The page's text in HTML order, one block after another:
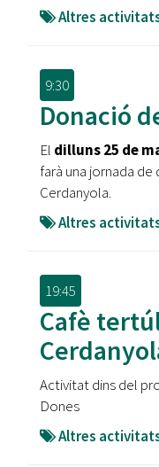
Altres
9:30
Donació
El dilluns 25 de
farà una jornada de
Cerdanyola.
Altres
19:45
Cafè
Activitat dins del
Dones
Altres